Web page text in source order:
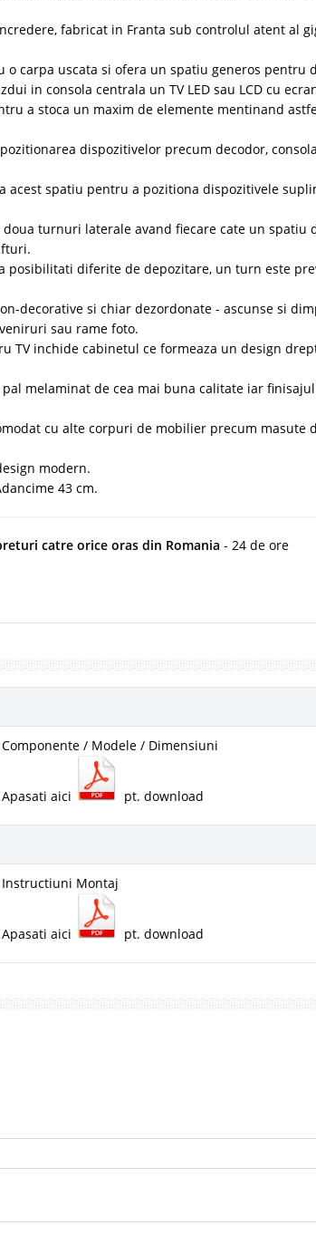
fabricat in Franta sub controlul atent al
carpa uscata si ofera un spatiu generos pentru
in consola centrala un TV LED sau LCD cu
a stoca un maxim de elemente mentinand
dispozitivelor precum decodor,
acest spatiu pentru a pozitiona dispozitivele
turnuri laterale avand fiecare cate un spatiu
diferite de depozitare, un turn este
decorative si chiar dezordonate - ascunse si
sau rame foto.
TV inchide cabinetul ce formeaza un design
melaminat de cea mai buna calitate iar
cu alte corpuri de mobilier precum masute
modern.
43 cm.
catre orice oras din Romania - 24 de ore
Componente / Modele / Dimensiuni
Apasati aici pt. download
Instructiuni Montaj
Apasati aici pt. download